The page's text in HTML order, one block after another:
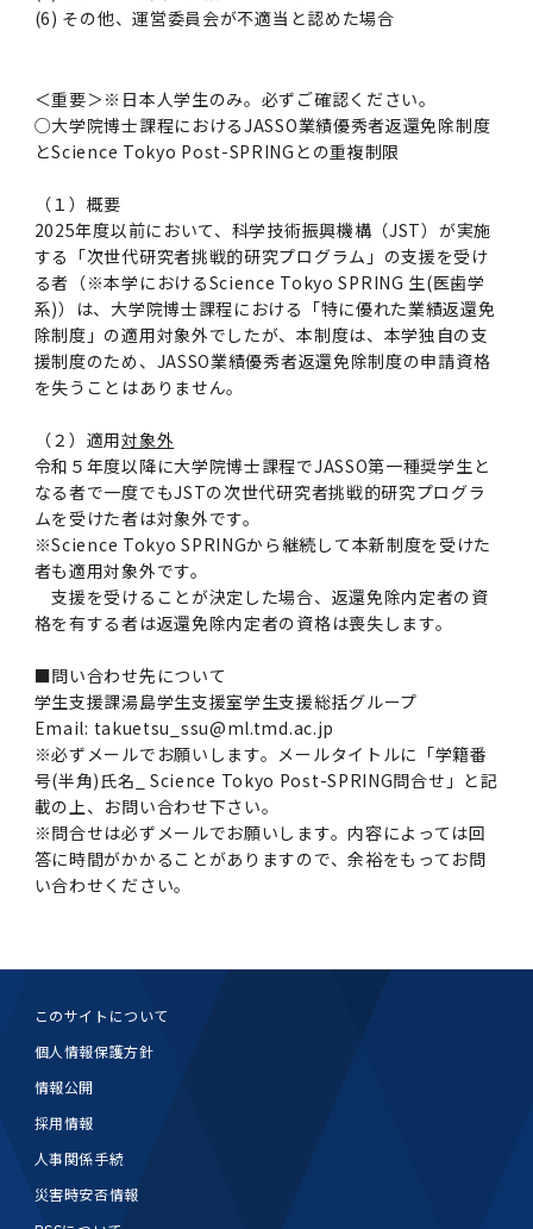
(6) その他、運営委員会が不適当と認めた場合
＜重要＞※日本人学生のみ。必ずご確認ください。
○大学院博士課程におけるJASSO業績優秀者返還免除制度
とScience Tokyo Post-SPRINGとの重複制限
（１）概要
2025年度以前において、科学技術振興機構（JST）が実施
する「次世代研究者挑戦的研究プログラム」の支援を受け
る者（※本学におけるScience Tokyo SPRING 生(医歯学
系)）は、大学院博士課程における「特に優れた業績返還免
除制度」の適用対象外でしたが、本制度は、本学独自の支
援制度のため、JASSO業績優秀者返還免除制度の申請資格
を失うことはありません。
（２）適用対象外
令和５年度以降に大学院博士課程でJASSO第一種奨学生と
なる者で一度でもJSTの次世代研究者挑戦的研究プログラ
ムを受けた者は対象外です。
※Science Tokyo SPRINGから継続して本新制度を受けた
者も適用対象外です。
支援を受けることが決定した場合、返還免除内定者の資
格を有する者は返還免除内定者の資格は喪失します。
■問い合わせ先について
学生支援課湯島学生支援室学生支援総括グループ
Email: takuetsu_ssu@ml.tmd.ac.jp
※必ずメールでお願いします。メールタイトルに「学籍番
号(半角)氏名_ Science Tokyo Post-SPRING問合せ」と記
載の上、お問い合わせ下さい。
※問合せは必ずメールでお願いします。内容によっては回
答に時間がかかることがありますので、余裕をもってお問
い合わせください。
このサイトについて
個人情報保護方針
情報公開
採用情報
人事関係手続
災害時安否情報